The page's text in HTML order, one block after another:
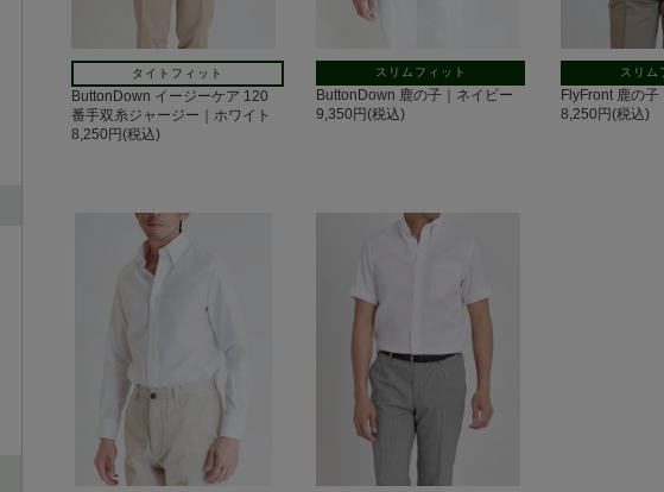
タイトフィット
ButtonDown イージーケア 120
番手双糸ジャージー｜ホワイト
8,250円(税込)
スリムフィット
ButtonDown 鹿の子｜ネイビー
9,350円(税込)
スリム
FlyFront 鹿の
8,250円(税込)